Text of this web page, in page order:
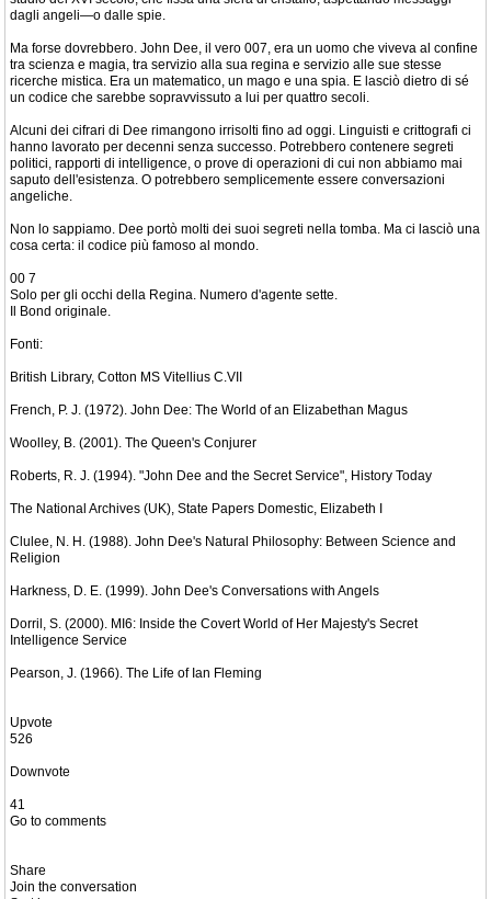
dagli angeli—o dalle spie.
Ma forse dovrebbero. John Dee, il vero 007, era un uomo che viveva al confine
tra scienza e magia, tra servizio alla sua regina e servizio alle sue stesse
ricerche mistica. Era un matematico, un mago e una spia. E lasciò dietro di sé
un codice che sarebbe sopravvissuto a lui per quattro secoli.
Alcuni dei cifrari di Dee rimangono irrisolti fino ad oggi. Linguisti e crittografi ci
hanno lavorato per decenni senza successo. Potrebbero contenere segreti
politici, rapporti di intelligence, o prove di operazioni di cui non abbiamo mai
saputo dell'esistenza. O potrebbero semplicemente essere conversazioni
angeliche.
Non lo sappiamo. Dee portò molti dei suoi segreti nella tomba. Ma ci lasciò una
cosa certa: il codice più famoso al mondo.
00 7
Solo per gli occhi della Regina. Numero d'agente sette.
Il Bond originale.
Fonti:
British Library, Cotton MS Vitellius C.VII
French, P. J. (1972). John Dee: The World of an Elizabethan Magus
Woolley, B. (2001). The Queen's Conjurer
Roberts, R. J. (1994). "John Dee and the Secret Service", History Today
The National Archives (UK), State Papers Domestic, Elizabeth I
Clulee, N. H. (1988). John Dee's Natural Philosophy: Between Science and
Religion
Harkness, D. E. (1999). John Dee's Conversations with Angels
Dorril, S. (2000). MI6: Inside the Covert World of Her Majesty's Secret
Intelligence Service
Pearson, J. (1966). The Life of Ian Fleming
Upvote
526
Downvote
41
Go to comments
Share
Join the conversation